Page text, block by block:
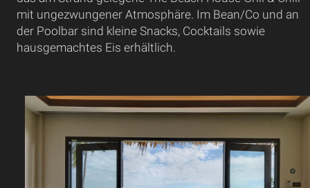
mit ungezwungener Atmosphäre. Im Bean/Co und an
der Poolbar sind kleine Snacks, Cocktails sowie
hausgemachtes Eis erhältlich.